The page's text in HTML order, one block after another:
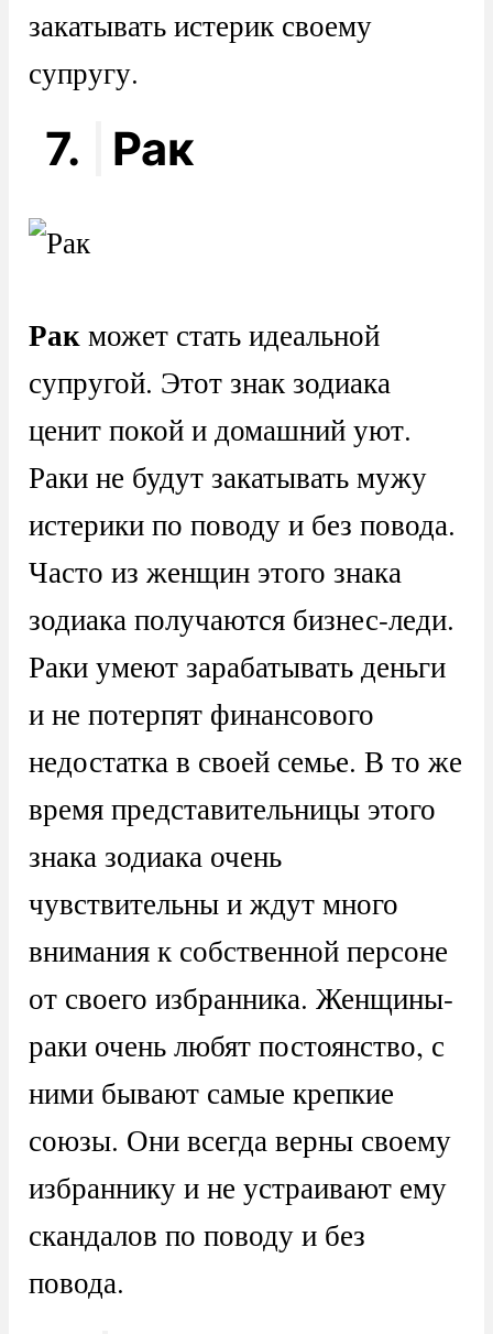
закатывать истерик своему
супругу.
7. Рак
Ракможет стать идеальной
супругой. Этот знак зодиака
ценит покой и домашний уют.
Раки не будут закатывать мужу
истерики по поводу и без повода.
Часто из женщин этого знака
зодиака получаются бизнес-леди.
Раки умеют зарабатывать деньги
и не потерпят финансового
недостатка в своей семье. В то же
время представительницы этого
знака зодиака очень
чувствительны и ждут много
внимания к собственной персоне
от своего избранника. Женщины-
раки очень любят постоянство, с
ними бывают самые крепкие
союзы. Они всегда верны своему
избраннику и не устраивают ему
скандалов по поводу и без
повода.